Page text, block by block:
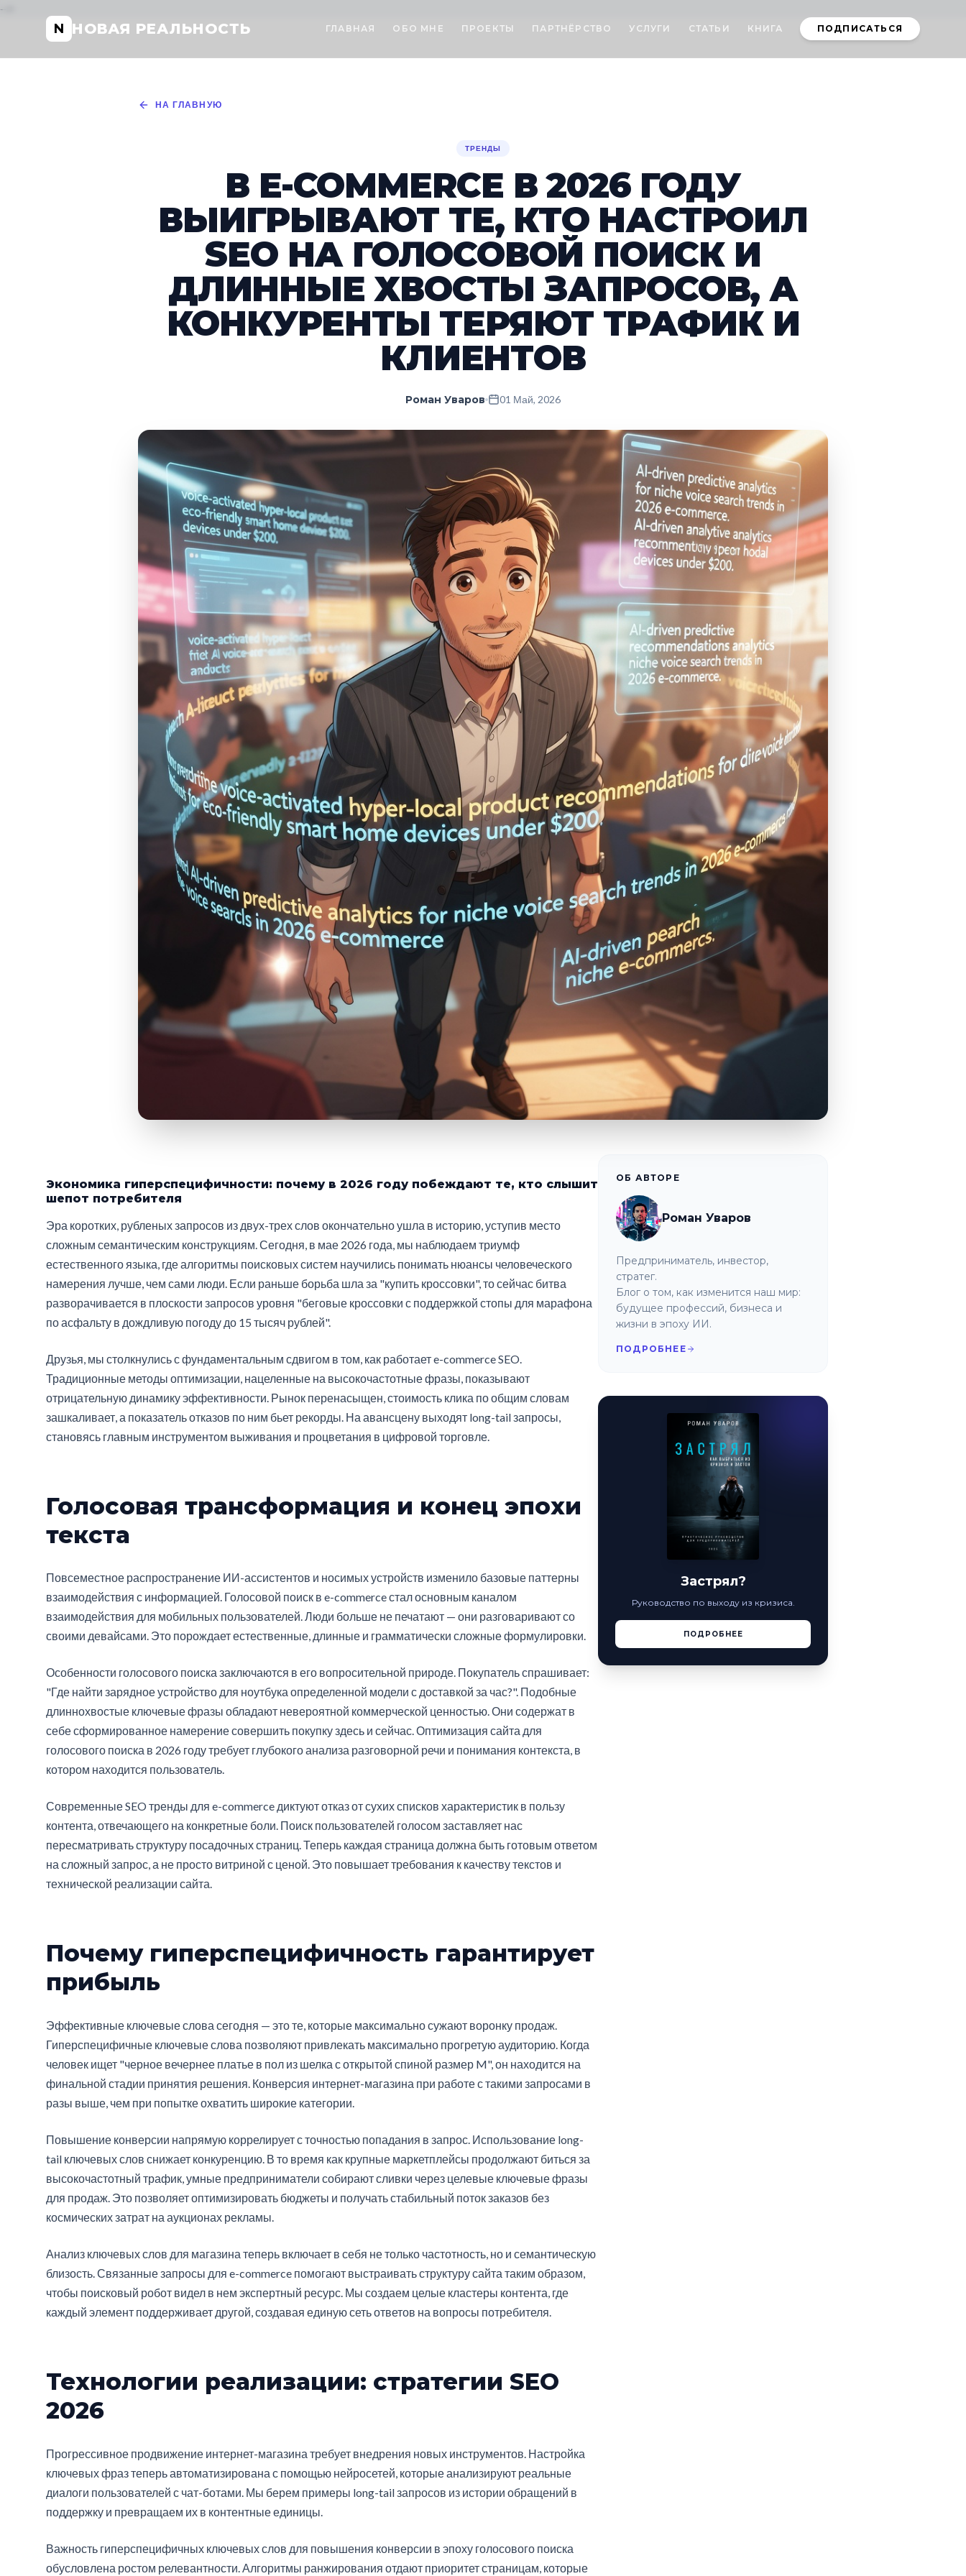
-->
N НОВАЯ РЕАЛЬНОСТЬ ГЛАВНАЯ ОБО МНЕ ПРОЕКТЫ ПАРТНЁРСТВО УСЛУГИ СТАТЬИ КНИГА ПОДПИСАТЬСЯ
НА ГЛАВНУЮ
ТРЕНДЫ
В E-COMMERCE В 2026 ГОДУ
ВЫИГРЫВАЮТ ТЕ, КТО НАСТРОИЛ
SEO НА ГОЛОСОВОЙ ПОИСК И
ДЛИННЫЕ ХВОСТЫ ЗАПРОСОВ, А
КОНКУРЕНТЫ ТЕРЯЮТ ТРАФИК И
КЛИЕНТОВ
Роман Уваров 01 Май, 2026
Экономика гиперспецифичности: почему в 2026 году побеждают те, кто слышит
шепот потребителя
Эра коротких, рубленых запросов из двух-трех слов окончательно ушла в историю, уступив место
сложным семантическим конструкциям. Сегодня, в мае 2026 года, мы наблюдаем триумф
естественного языка, где алгоритмы поисковых систем научились понимать нюансы человеческого
намерения лучше, чем сами люди. Если раньше борьба шла за "купить кроссовки", то сейчас битва
разворачивается в плоскости запросов уровня "беговые кроссовки с поддержкой стопы для марафона
по асфальту в дождливую погоду до 15 тысяч рублей".
Друзья, мы столкнулись с фундаментальным сдвигом в том, как работает e-commerce SEO.
Традиционные методы оптимизации, нацеленные на высокочастотные фразы, показывают
отрицательную динамику эффективности. Рынок перенасыщен, стоимость клика по общим словам
зашкаливает, а показатель отказов по ним бьет рекорды. На авансцену выходят long-tail запросы,
становясь главным инструментом выживания и процветания в цифровой торговле.
Голосовая трансформация и конец эпохи
текста
Повсеместное распространение ИИ-ассистентов и носимых устройств изменило базовые паттерны
взаимодействия с информацией. Голосовой поиск в e-commerce стал основным каналом
взаимодействия для мобильных пользователей. Люди больше не печатают — они разговаривают со
своими девайсами. Это порождает естественные, длинные и грамматически сложные формулировки.
Особенности голосового поиска заключаются в его вопросительной природе. Покупатель спрашивает:
"Где найти зарядное устройство для ноутбука определенной модели с доставкой за час?". Подобные
длиннохвостые ключевые фразы обладают невероятной коммерческой ценностью. Они содержат в
себе сформированное намерение совершить покупку здесь и сейчас. Оптимизация сайта для
голосового поиска в 2026 году требует глубокого анализа разговорной речи и понимания контекста, в
котором находится пользователь.
Современные SEO тренды для e-commerce диктуют отказ от сухих списков характеристик в пользу
контента, отвечающего на конкретные боли. Поиск пользователей голосом заставляет нас
пересматривать структуру посадочных страниц. Теперь каждая страница должна быть готовым ответом
на сложный запрос, а не просто витриной с ценой. Это повышает требования к качеству текстов и
технической реализации сайта.
Почему гиперспецифичность гарантирует
прибыль
Эффективные ключевые слова сегодня — это те, которые максимально сужают воронку продаж.
Гиперспецифичные ключевые слова позволяют привлекать максимально прогретую аудиторию. Когда
человек ищет "черное вечернее платье в пол из шелка с открытой спиной размер M", он находится на
финальной стадии принятия решения. Конверсия интернет-магазина при работе с такими запросами в
разы выше, чем при попытке охватить широкие категории.
Повышение конверсии напрямую коррелирует с точностью попадания в запрос. Использование long-
tail ключевых слов снижает конкуренцию. В то время как крупные маркетплейсы продолжают биться за
высокочастотный трафик, умные предприниматели собирают сливки через целевые ключевые фразы
для продаж. Это позволяет оптимизировать бюджеты и получать стабильный поток заказов без
космических затрат на аукционах рекламы.
Анализ ключевых слов для магазина теперь включает в себя не только частотность, но и семантическую
близость. Связанные запросы для e-commerce помогают выстраивать структуру сайта таким образом,
чтобы поисковый робот видел в нем экспертный ресурс. Мы создаем целые кластеры контента, где
каждый элемент поддерживает другой, создавая единую сеть ответов на вопросы потребителя.
Технологии реализации: стратегии SEO
2026
Прогрессивное продвижение интернет-магазина требует внедрения новых инструментов. Настройка
ключевых фраз теперь автоматизирована с помощью нейросетей, которые анализируют реальные
диалоги пользователей с чат-ботами. Мы берем примеры long-tail запросов из истории обращений в
поддержку и превращаем их в контентные единицы.
Важность гиперспецифичных ключевых слов для повышения конверсии в эпоху голосового поиска
обусловлена ростом релевантности. Алгоритмы ранжирования отдают приоритет страницам, которые
ОБ АВТОРЕ
Роман Уваров
Предприниматель, инвестор,
стратег.
Блог о том, как изменится наш мир:
будущее профессий, бизнеса и
жизни в эпоху ИИ.
ПОДРОБНЕЕ
Застрял?
Руководство по выходу из кризиса.
ПОДРОБНЕЕ